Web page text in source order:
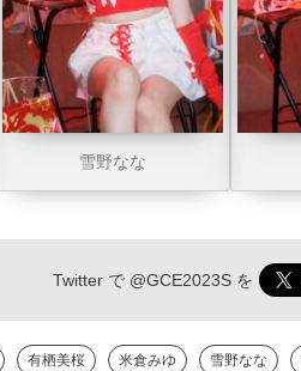
雪野なな
Twitter で @GCE2023S を
有栖美桜 米倉みゆ 雪野なな